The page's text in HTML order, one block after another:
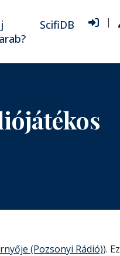
ScifiDB |
(Pozsonyi Rádió)). Ez